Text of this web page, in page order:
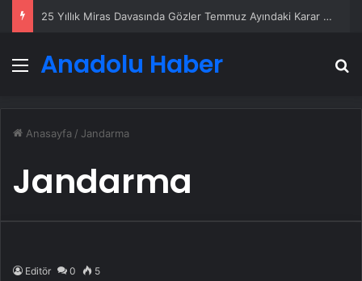
25 Yıllık Miras Davasında Gözler Temmuz Ayındaki Karar Duruşmasına Çevrildi
Menü
Anadolu Haber
Anasayfa / Jandarma
Jandarma
Editör 0 5